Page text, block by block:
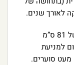
לאורך שנים.
עם רוחב נדיב של 81 ס”מ
למניעת
מעט סוערים.